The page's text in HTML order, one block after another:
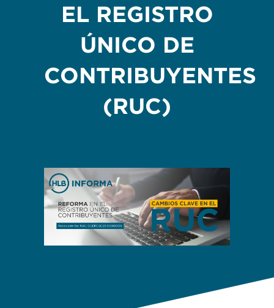
EL REGISTRO
ÚNICO DE
CONTRIBUYENTES
(RUC)